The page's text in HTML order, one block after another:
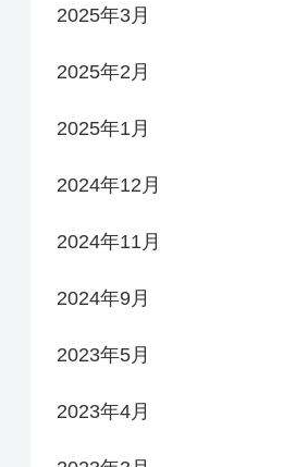
2025年3月
2025年2月
2025年1月
2024年12月
2024年11月
2024年9月
2023年5月
2023年4月